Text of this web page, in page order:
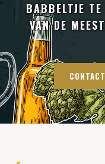
BABBELTJE
VAN DE
CONTACT